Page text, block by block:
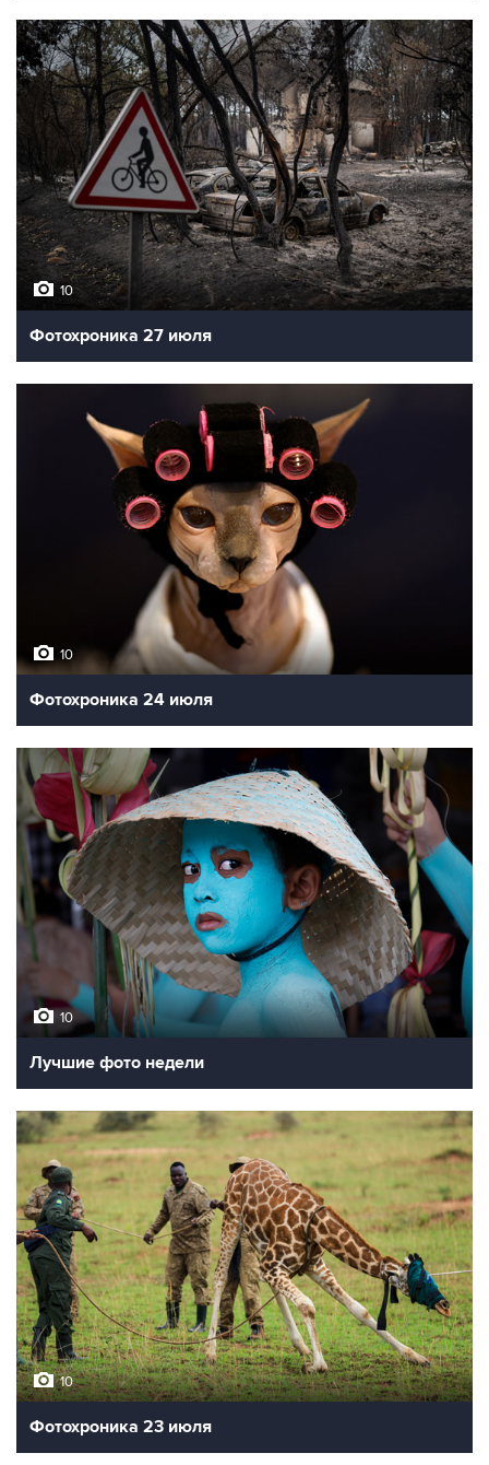
10
Фотохроника 27 июля
10
Фотохроника 24 июля
10
Лучшие фото недели
10
Фотохроника 23 июля